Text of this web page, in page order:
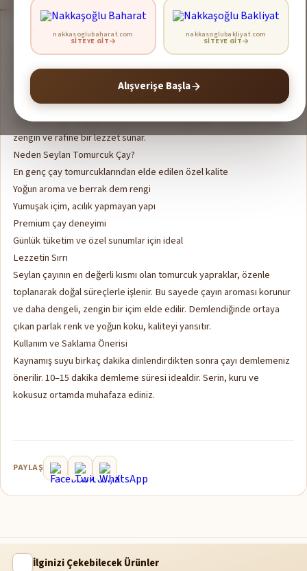
nakkasoglubaharat.com
SITEYE GIT
nakkasoglubakliyat.com
SITEYE GIT
Alışverişe Başla
Seylan Tomurcuk Çay – Yoğun Aroma, Seçkin Lezzet
Kalitesiyle dünya çapında ün kazanmışSeylan Tomurcuk Çay, çay
bitkisinin en genç ve değerli yaprak tomurcuklarından elde edilir.
Yoğun aroması, berrak rengi ve yumuşak içimiyle çay keyfini üst
seviyeye taşır. Özenle seçilen tomurcuk yapraklar sayesinde daha
zengin ve rafine bir lezzet sunar.
Neden Seylan Tomurcuk Çay?
En genç çay tomurcuklarından elde edilen özel kalite
Yoğun aroma ve berrak dem rengi
Yumuşak içim, acılık yapmayan yapı
Premium çay deneyimi
Günlük tüketim ve özel sunumlar için ideal
Lezzetin Sırrı
Seylan çayının en değerli kısmı olan tomurcuk yapraklar, özenle
toplanarak doğal süreçlerle işlenir. Bu sayede çayın aroması korunur
ve daha dengeli, zengin bir içim elde edilir. Demlendiğinde ortaya
çıkan parlak renk ve yoğun koku, kaliteyi yansıtır.
Kullanım ve Saklama Önerisi
Kaynamış suyu birkaç dakika dinlendirdikten sonra çayı demlemeniz
önerilir. 10–15 dakika demleme süresi idealdir. Serin, kuru ve
kokusuz ortamda muhafaza ediniz.
PAYLAŞ
İlginizi Çekebilecek Ürünler